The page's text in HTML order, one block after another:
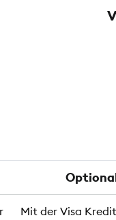
Mit der Visa